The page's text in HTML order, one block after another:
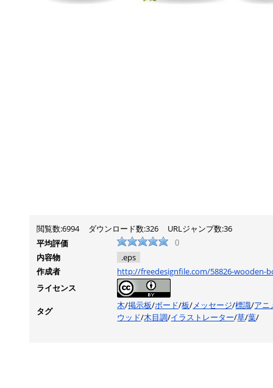
閲覧数:6994 ダウンロード数:326
URLジャンプ数:36
平均評価
0
内容物
.eps
作成者
http://freedesignfile.com/58826-wooden-
ライセンス
タグ
木/掲示板/ボード/板/メッセージ/標識/アニ
ウッド/木目調/イラストレーター/草/葉/